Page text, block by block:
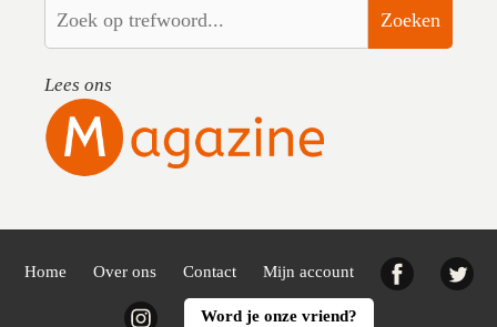
Zoeken
Lees ons
Home Over ons Contact Mijn account Facebook
InstagramWord je onze vriend?